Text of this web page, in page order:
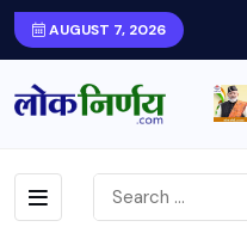
AUGUST 7, 2026